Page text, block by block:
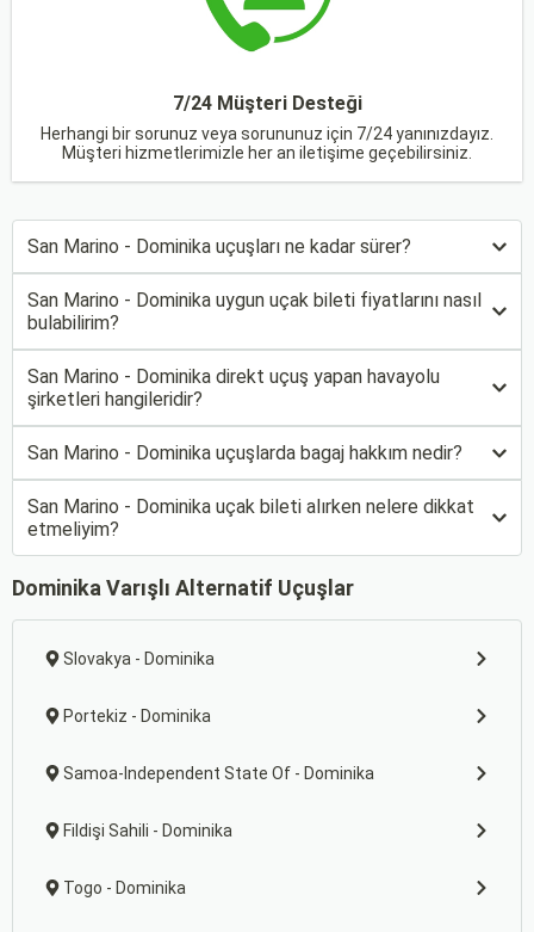
7/24 Müşteri Desteği
Herhangi bir sorunuz veya sorununuz için 7/24 yanınızdayız.
Müşteri hizmetlerimizle her an iletişime geçebilirsiniz.
San Marino - Dominika uçuşları ne kadar sürer?
San Marino - Dominika uygun uçak bileti fiyatlarını nasıl
bulabilirim?
San Marino - Dominika direkt uçuş yapan havayolu
şirketleri hangileridir?
San Marino - Dominika uçuşlarda bagaj hakkım nedir?
San Marino - Dominika uçak bileti alırken nelere dikkat
etmeliyim?
Dominika Varışlı Alternatif Uçuşlar
Slovakya - Dominika
Portekiz - Dominika
Samoa-Independent State Of - Dominika
Fildişi Sahili - Dominika
Togo - Dominika